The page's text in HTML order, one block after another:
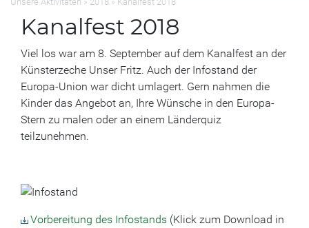
Kanalfest 2018
Viel los war am 8. September auf dem Kanalfest an der
Künsterzeche Unser Fritz. Auch der Infostand der
Europa-Union war dicht umlagert. Gern nahmen die
Kinder das Angebot an, Ihre Wünsche in den Europa-
Stern zu malen oder an einem Länderquiz
teilzunehmen.
Vorbereitung des Infostands (Klick zum Download in